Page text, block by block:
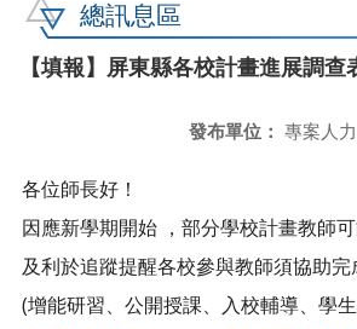
總訊息區
【填報】屏東縣各校計畫進展調查
發布單位： 專案人力
各位師長好！
因應新學期開始 ，部分學校計畫教師
及利於追蹤提醒各校參與教師須協助完
(增能研習、公開授課、入校輔導、學